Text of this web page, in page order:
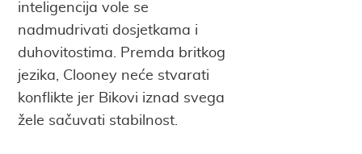
inteligencija vole se
nadmudrivati dosjetkama i
duhovitostima. Premda britkog
jezika, Clooney neće stvarati
konflikte jer Bikovi iznad svega
žele sačuvati stabilnost.